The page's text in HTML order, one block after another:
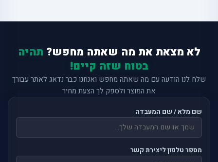
לא מצאת את מה שאתה מחפש? תהיה
בטוח שזה קיים!
שלח לנו הודעה עם מה שאתה מחפש ואנחנו כבר נדאג לאתר עבורך
את המוצר ולספק לך הצעת מחיר
שם מלא / שם המעבדה
מספר טלפון ליצירת קשר